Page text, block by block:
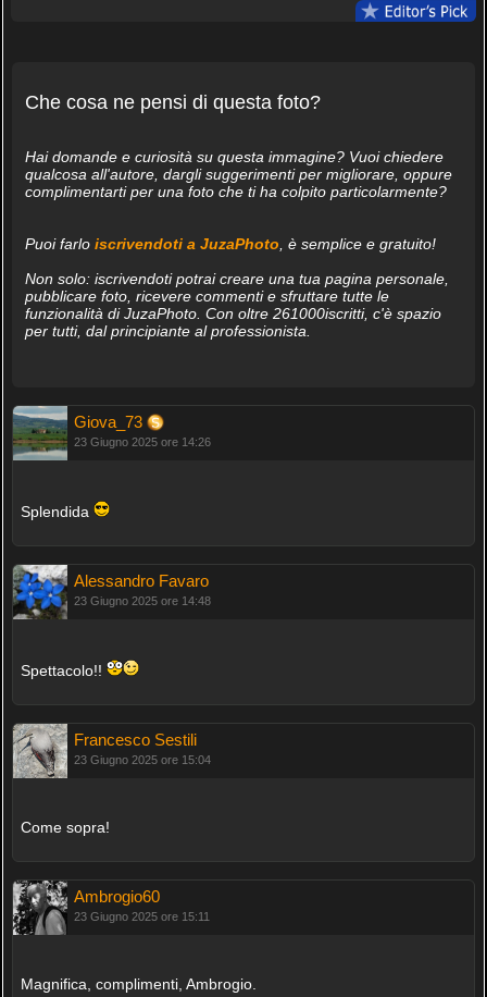
Che cosa ne pensi di questa foto?
Hai domande e curiosità su questa immagine? Vuoi chiedere
qualcosa all'autore, dargli suggerimenti per migliorare, oppure
complimentarti per una foto che ti ha colpito particolarmente?
Puoi farlo iscrivendoti a JuzaPhoto , è semplice e gratuito!
Non solo: iscrivendoti potrai creare una tua pagina personale,
pubblicare foto, ricevere commenti e sfruttare tutte le
funzionalità di JuzaPhoto. Con oltre 261000iscritti, c'è spazio
per tutti, dal principiante al professionista.
Giova_73
23 Giugno 2025 ore 14:26
Splendida
Alessandro Favaro
23 Giugno 2025 ore 14:48
Spettacolo!!
Francesco Sestili
23 Giugno 2025 ore 15:04
Come sopra!
Ambrogio60
23 Giugno 2025 ore 15:11
Magnifica, complimenti, Ambrogio.